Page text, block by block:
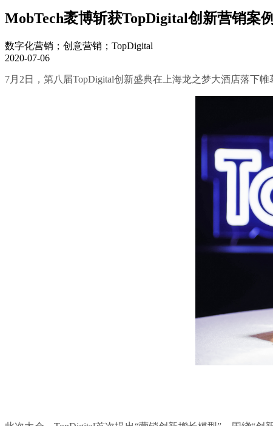
MobTech袤博斩获TopDigital创新营销案
数字化营销；创意营销；TopDigital
2020-07-06
7月2日，第八届TopDigital创新盛典在上海龙之梦大酒店落下帷